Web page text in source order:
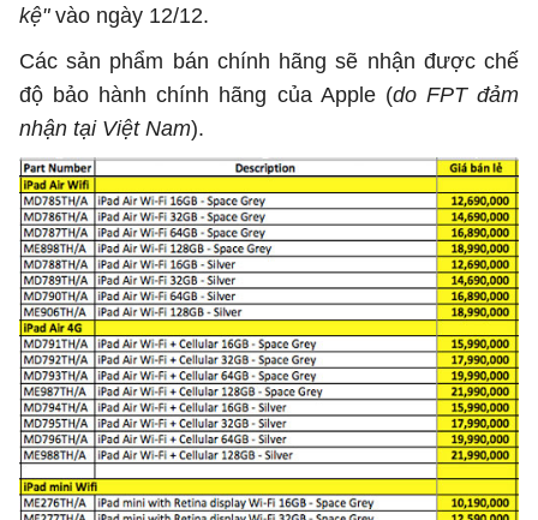
kệ"vào ngày 12/12.
Các sản phẩm bán chính hãng sẽ nhận được chế
độ bảo hành chính hãng của Apple (do FPT đảm
nhận tại Việt Nam).